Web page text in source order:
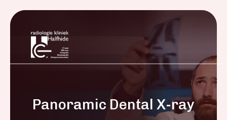
Panoramic Dental X-ray